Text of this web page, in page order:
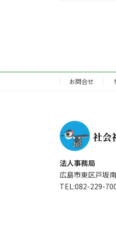
の
ペ
ジ
送
り
お問合せ
法人事務局
広島市東区戸坂
TEL:082-229-